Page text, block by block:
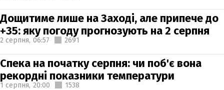
Дощитиме лише на Заході, але припече до
+35: яку погоду прогнозують на 2 серпня
2 серпня, 06:57 2691
Спека на початку серпня: чи поб'є вона
рекордні показники температури
1 серпня, 20:00 1538